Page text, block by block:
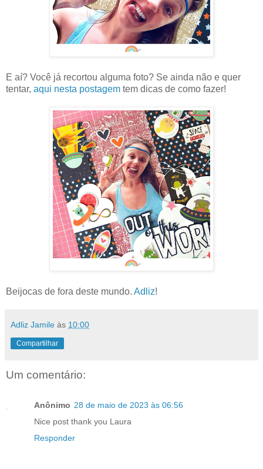
E aí? Você já recortou alguma foto? Se ainda não e quer
tentar, aqui nesta postagem tem dicas de como fazer!
Beijocas de fora deste mundo. Adliz!
Adliz Jamile às 10:00
Compartilhar
Um comentário:
Anônimo 28 de maio de 2023 às 06:56
Nice post thank you Laura
Responder